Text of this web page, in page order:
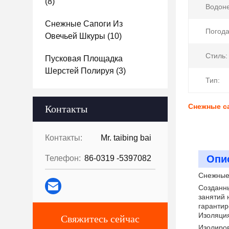
Снежные Сапоги Из
Овечьей Шкуры (10)
Пусковая Площадка
Шерстей Полируя (3)
Контакты
Контакты: Mr. taibing bai
Телефон: 86-0319 -5397082
Свяжитесь сейчас
Стиль:
Тип:
Снежные
Снежные
занятий